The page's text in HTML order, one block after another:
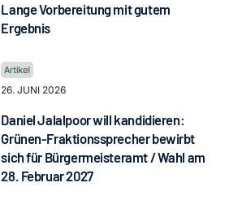
Lange Vorbereitung mit gutem
Ergebnis
26. JUNI 2026
Daniel Jalalpoor will kandidieren:
Grünen-Fraktionssprecher bewirbt
sich für Bürgermeisteramt / Wahl am
28. Februar 2027